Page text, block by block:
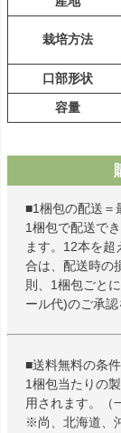
栽培方法
口部形状
容量
■1梱包の配送＝
1梱包で配送で
ます。12本を超
合は、配送時の
則、1梱包ごと
ール代)のご承認
■送料無料の条
1梱包当たりの
用されます。（
※尚、北海道、